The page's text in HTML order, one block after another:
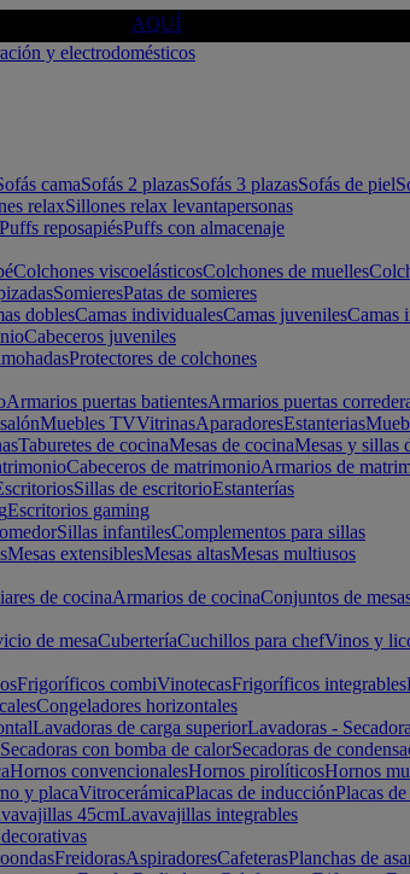
AQUÍ
camaSofás 2 plazasSofás 3 plazasSofás de piel
relaxSillones relax levantapersonas
Puffs reposapiésPuffs con almacenaje
Colchones viscoelásticosColchones de muelles
SomieresPatas de somieres
doblesCamas individualesCamas juvenilesCamas
Cabeceros juveniles
Protectores de colchones
Armarios puertas batientesArmarios puertas
Muebles TVVitrinasAparadoresEstanterias
Taburetes de cocinaMesas de cocinaMesas y sillas
Cabeceros de matrimonioArmarios de
Sillas de escritorioEstanterías
Escritorios gaming
Sillas infantilesComplementos para sillas
Mesas extensiblesMesas altasMesas multiusos
de cocinaArmarios de cocinaConjuntos de
de mesaCuberteríaCuchillos para chefVinos y
Frigoríficos combiVinotecasFrigoríficos integrables
Congeladores horizontales
Lavadoras de carga superiorLavadoras -
Secadoras con bomba de calorSecadoras de
Hornos convencionalesHornos pirolíticosHornos
y placaVitrocerámicaPlacas de inducciónPlacas de
45cmLavavajillas integrables
FreidorasAspiradoresCafeterasPlanchas de